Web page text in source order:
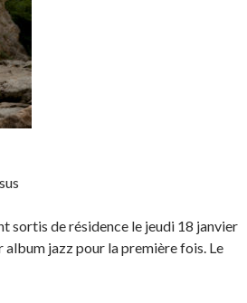
sortis de résidence le jeudi 18 janvier
jazz pour la première fois. Le